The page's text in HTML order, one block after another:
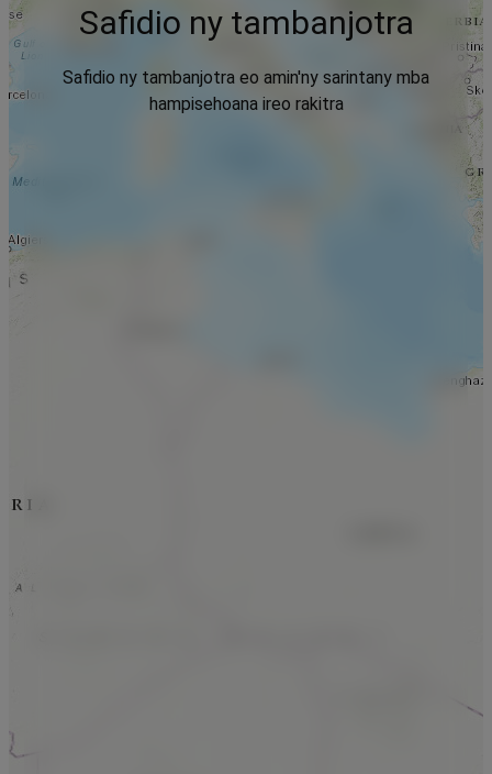
Safidio ny tambanjotra
Safidio ny tambanjotra eo amin'ny sarintany mba
hampisehoana ireo rakitra